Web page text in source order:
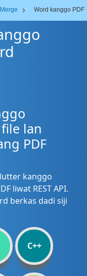
Merge Word kanggo PDF
lan
PDF
kanggo
liwat REST API.
berkas dadi siji
C++